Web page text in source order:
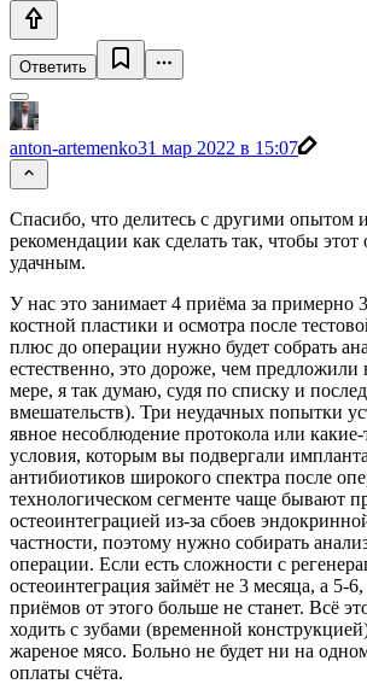
Ответить
anton-artemenko31 мар 2022 в 15:07
Спасибо, что делитесь с другими опытом
рекомендации как сделать так, чтобы
удачным.
У нас это занимает 4 приёма за примерно
костной пластики и осмотра после
плюс до операции нужно будет собрать
естественно, это дороже, чем предложили
мере, я так думаю, судя по списку и
вмешательств). Три неудачных попытки
явное несоблюдение протокола или
условия, которым вы подвергали
антибиотиков широкого спектра после
технологическом сегменте чаще бывают
остеоинтеграцией из-за сбоев
частности, поэтому нужно собирать
операции. Если есть сложности с
остеоинтеграция займёт не 3 месяца, а 5-
приёмов от этого больше не станет. Всё
ходить с зубами (временной
жареное мясо. Больно не будет ни на
оплаты счёта.